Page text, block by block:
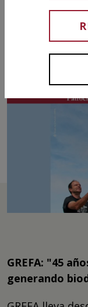
19
GREFA: "45
generando